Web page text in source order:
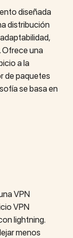
diseñada
distribución
Ofrece una
a la
de paquetes
se basa en
VPN
VPN
lightning.
menos